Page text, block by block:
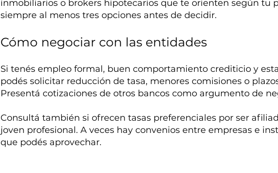
inmobiliarios o brokers hipotecarios que te orienten según tu
siempre al menos tres opciones antes de decidir.
Cómo negociar con las entidades
Si tenés empleo formal, buen comportamiento crediticio y
podés solicitar reducción de tasa, menores comisiones o
Presentá cotizaciones de otros bancos como argumento de
Consultá también si ofrecen tasas preferenciales por ser
joven profesional. A veces hay convenios entre empresas e
que podés aprovechar.